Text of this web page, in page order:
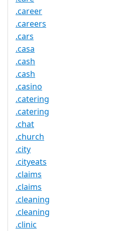
.career
.careers
.cars
.casa
.cash
.cash
.casino
.catering
.catering
.chat
.church
.city
.cityeats
.claims
.claims
.cleaning
.cleaning
.clinic